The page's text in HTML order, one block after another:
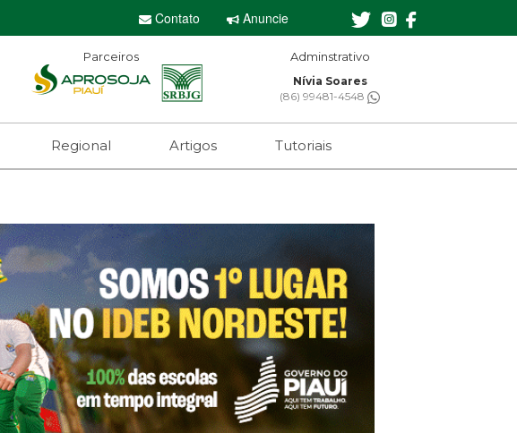
Contato Anuncie
Parceiros Editor-chefe
Sebastian Eugênio
(61) 99650-2473
Regional Artigos Tutoriais